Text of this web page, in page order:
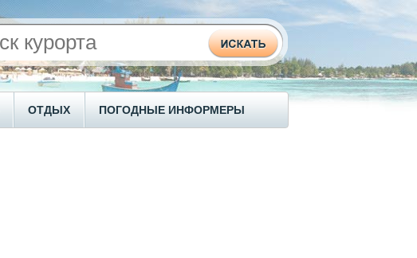
ОТДЫХ ПОГОДНЫЕ ИНФОРМЕРЫ